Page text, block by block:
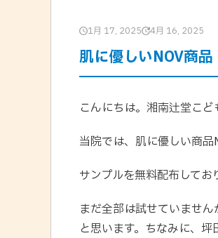
1月 17, 2025 4月 16, 2025
肌に優しいNOV商
こんにちは。湘南辻堂こど
当院では、肌に優しい商品
サンプルを無料配布して
まだ全部は試せていませ
と思います。ちなみに、